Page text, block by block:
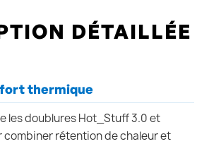
DÉTAILLÉE
thermique
les doublures Hot_Stuff 3.0 et
combiner rétention de chaleur et